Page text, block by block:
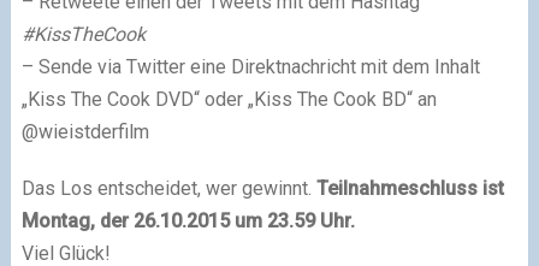
#KissTheCook
– Sende via Twitter eine Direktnachricht mit dem Inhalt
„Kiss The Cook DVD“ oder „Kiss The Cook BD“ an
@wieistderfilm
Das Los entscheidet, wer gewinnt. Teilnahmeschluss ist
Montag, der 26.10.2015 um 23.59 Uhr.
Viel Glück!